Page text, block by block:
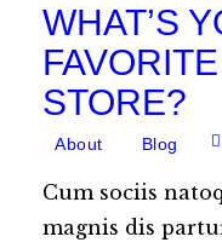
WHAT’S
STORE?
About Blog
Cum sociis
magnis dis